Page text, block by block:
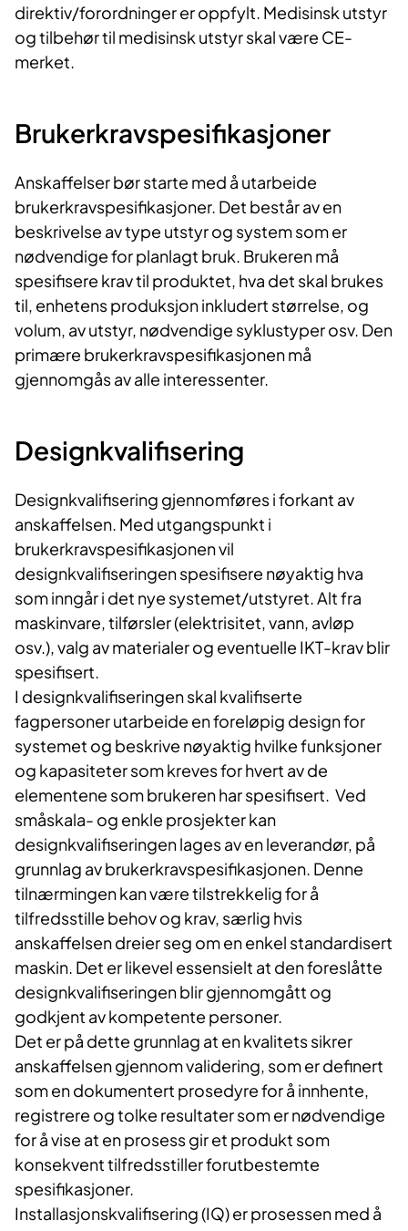
direktiv/forordninger er oppfylt. Medisinsk utstyr
og tilbehør til medisinsk utstyr skal være CE-
merket.
Brukerkravspesifikasjoner
Anskaffelser bør starte med å utarbeide
brukerkravspesifikasjoner. Det består av en
beskrivelse av type utstyr og system som er
nødvendige for planlagt bruk. Brukeren må
spesifisere krav til produktet, hva det skal brukes
til, enhetens produksjon inkludert størrelse, og
volum, av utstyr, nødvendige syklustyper osv. Den
primære brukerkravspesifikasjonen må
gjennomgås av alle interessenter.
Designkvalifisering
Designkvalifisering gjennomføres i forkant av
anskaffelsen. Med utgangspunkt i
brukerkravspesifikasjonen vil
designkvalifiseringen spesifisere nøyaktig hva
som inngår i det nye systemet/utstyret. Alt fra
maskinvare, tilførsler (elektrisitet, vann, avløp
osv.), valg av materialer og eventuelle IKT-krav blir
spesifisert.
I designkvalifiseringen skal kvalifiserte
fagpersoner utarbeide en foreløpig design for
systemet og beskrive nøyaktig hvilke funksjoner
og kapasiteter som kreves for hvert av de
elementene som brukeren har spesifisert. Ved
småskala- og enkle prosjekter kan
designkvalifiseringen lages av en leverandør, på
grunnlag av brukerkravspesifikasjonen. Denne
tilnærmingen kan være tilstrekkelig for å
tilfredsstille behov og krav, særlig hvis
anskaffelsen dreier seg om en enkel standardisert
maskin. Det er likevel essensielt at den foreslåtte
designkvalifiseringen blir gjennomgått og
godkjent av kompetente personer.
Det er på dette grunnlag at en kvalitets sikrer
anskaffelsen gjennom validering, som er definert
som en dokumentert prosedyre for å innhente,
registrere og tolke resultater som er nødvendige
for å vise at en prosess gir et produkt som
konsekvent tilfredsstiller forutbestemte
spesifikasjoner.
Installasjonskvalifisering (IQ) er prosessen med å